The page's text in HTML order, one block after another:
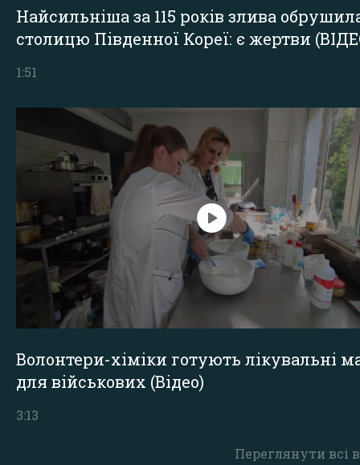
Переглянути всі
Найсильніша за 115 років злива
столицю Південної Кореї: є жертви
1:51
Волонтери-хіміки готують лікувальні
для військових (Відео)
3:13